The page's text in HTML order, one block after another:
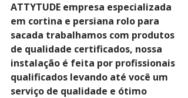
ATTYTUDE empresa especializada
em cortina e persiana rolo para
sacada trabalhamos com produtos
de qualidade certificados, nossa
instalação é feita por profissionais
qualificados levando até você um
serviço de qualidade e ótimo